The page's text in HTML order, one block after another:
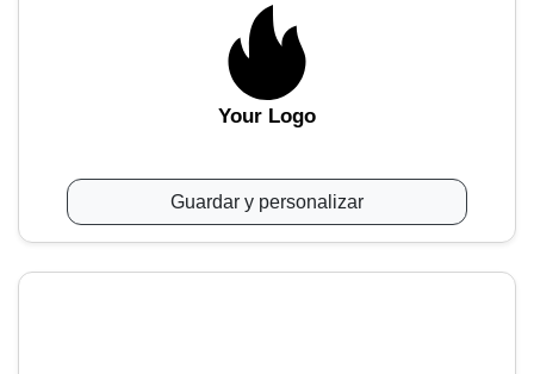
Your Logo
Guardar y personalizar